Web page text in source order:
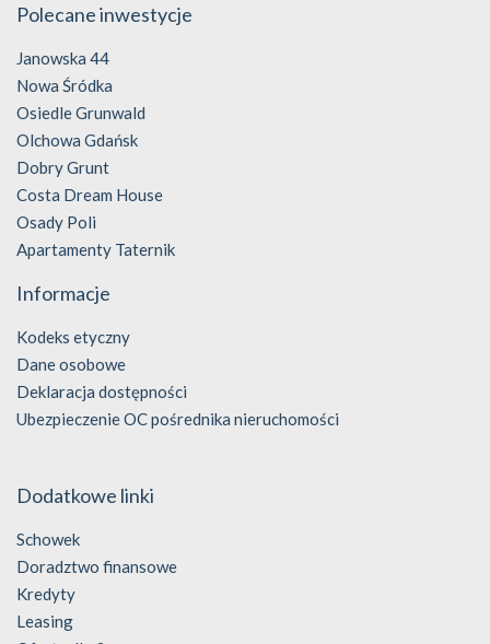
Polecane inwestycje
Janowska 44
Nowa Śródka
Osiedle Grunwald
Olchowa Gdańsk
Dobry Grunt
Costa Dream House
Osady Poli
Apartamenty Taternik
Informacje
Kodeks etyczny
Dane osobowe
Deklaracja dostępności
Ubezpieczenie OC pośrednika nieruchomości
Dodatkowe linki
Schowek
Doradztwo finansowe
Kredyty
Leasing